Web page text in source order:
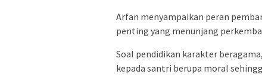
Arfan menyampaikan peran
penting yang menunjang
Soal pendidikan karakter
kepada santri berupa moral